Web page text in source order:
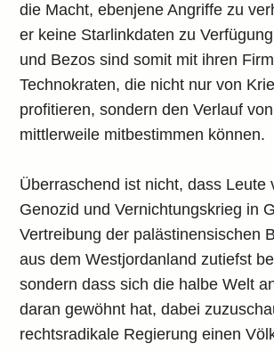
die Macht, ebenjene Angriffe zu
er keine Starlinkdaten zu
und Bezos sind somit mit ihren
Technokraten, die nicht nur von
profitieren, sondern den Verlauf
mittlerweile mitbestimmen können.
Überraschend ist nicht, dass Leute
Genozid und Vernichtungskrieg in
Vertreibung der palästinensischen
aus dem Westjordanland zutiefst
sondern dass sich die halbe Welt
daran gewöhnt hat, dabei
rechtsradikale Regierung einen